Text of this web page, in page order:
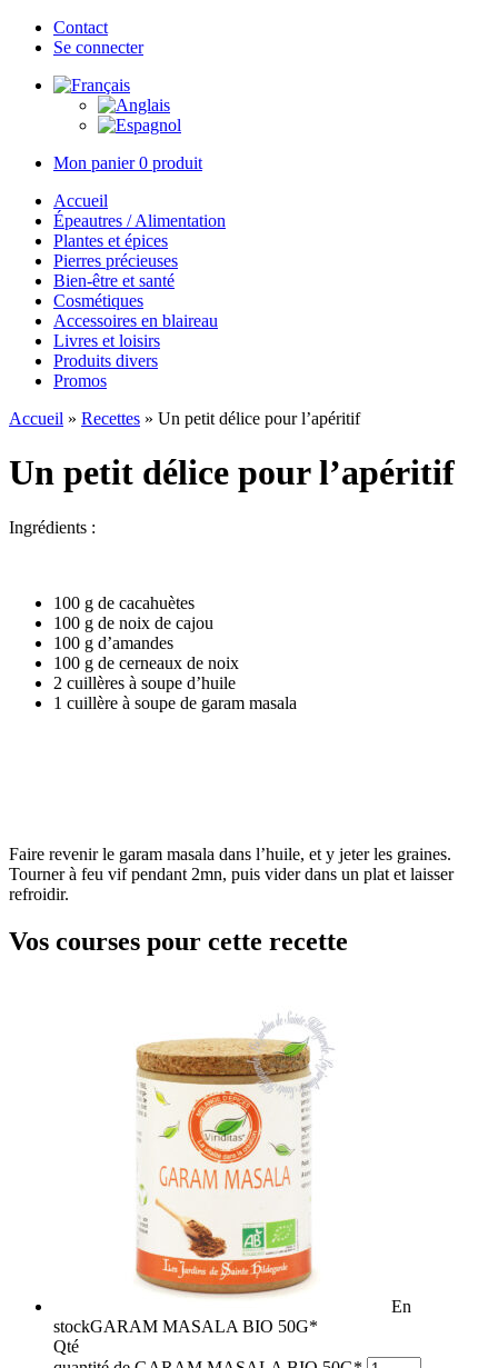
Contact
Se connecter
Mon panier0 produit
Accueil
Épeautres / Alimentation
Plantes et épices
Pierres précieuses
Bien-être et santé
Cosmétiques
Accessoires en blaireau
Livres et loisirs
Produits divers
Promos
Accueil » Recettes » Un petit délice pour l’apéritif
Un petit délice pour l’apéritif
Ingrédients :
100 g de cacahuètes
100 g de noix de cajou
100 g d’amandes
100 g de cerneaux de noix
2 cuillères à soupe d’huile
1 cuillère à soupe de garam masala
Faire revenir le garam masala dans l’huile, et y jeter les graines.
Tourner à feu vif pendant 2mn, puis vider dans un plat et laisser
refroidir.
Vos courses pour cette recette
En
stockGARAM MASALA BIO 50G*
Qté